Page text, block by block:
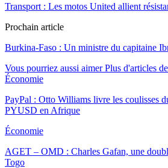
Transport : Les motos United allient
Prochain article
Burkina-Faso : Un ministre du capitaine
Vous pourriez aussi aimer Plus d'articles
Économie
PayPal : Otto Williams livre les coulisses
PYUSD en Afrique
Économie
AGET – OMD : Charles Gafan, une
Togo